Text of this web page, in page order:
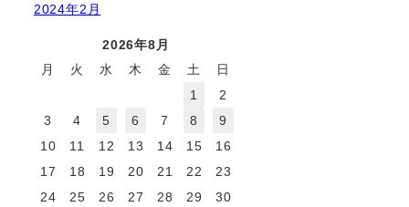
2024年2月
2026年8月
月
火 水 木 金 土
日
1
2
3
4 5 6 7 8
9
10
11 12 13 14 15
16
17
18 19 20 21 22
23
24
25 26 27 28 29
30